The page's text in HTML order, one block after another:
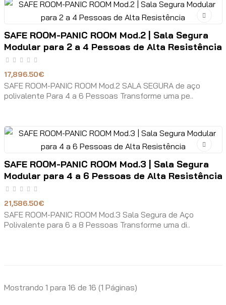
SAFE ROOM-PANIC ROOM Mod.2 | Sala Segura
Modular para 2 a 4 Pessoas de Alta Resistência
17,896.50€
SAFE ROOM-PANIC ROOM Mod.2 SALA SEGURA de aço
polivalente Para 4 a 6 Pessoas Transforme uma pe..
SAFE ROOM-PANIC ROOM Mod.3 | Sala Segura
Modular para 4 a 6 Pessoas de Alta Resistência
21,586.50€
SAFE ROOM-PANIC ROOM Mod.3 Sala Segura de Aço
Polivalente para 6 a 8 Pessoas Transforme uma di..
Mostrando 1 para 16 de 16 (1 Páginas)